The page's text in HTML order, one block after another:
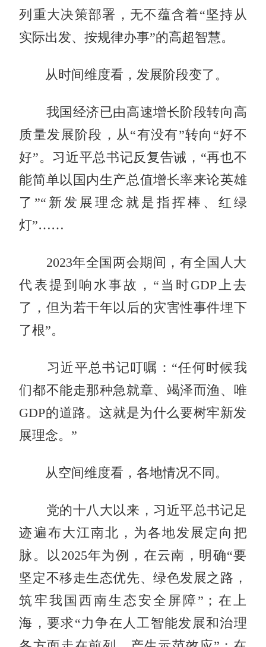
列重大决策部署，无不蕴含着“坚持从
实际出发、按规律办事”的高超智慧。
从时间维度看，发展阶段变了。
我国经济已由高速增长阶段转向高
质量发展阶段，从“有没有”转向“好不
好”。习近平总书记反复告诫，“再也不
能简单以国内生产总值增长率来论英雄
了”“新发展理念就是指挥棒、红绿
灯”……
2023年全国两会期间，有全国人大
代表提到响水事故，“当时GDP上去
了，但为若干年以后的灾害性事件埋下
了根”。
习近平总书记叮嘱：“任何时候我
们都不能走那种急就章、竭泽而渔、唯
GDP的道路。这就是为什么要树牢新发
展理念。”
从空间维度看，各地情况不同。
党的十八大以来，习近平总书记足
迹遍布大江南北，为各地发展定向把
脉。以2025年为例，在云南，明确“要
坚定不移走生态优先、绿色发展之路，
筑牢我国西南生态安全屏障”；在上
海，要求“力争在人工智能发展和治理